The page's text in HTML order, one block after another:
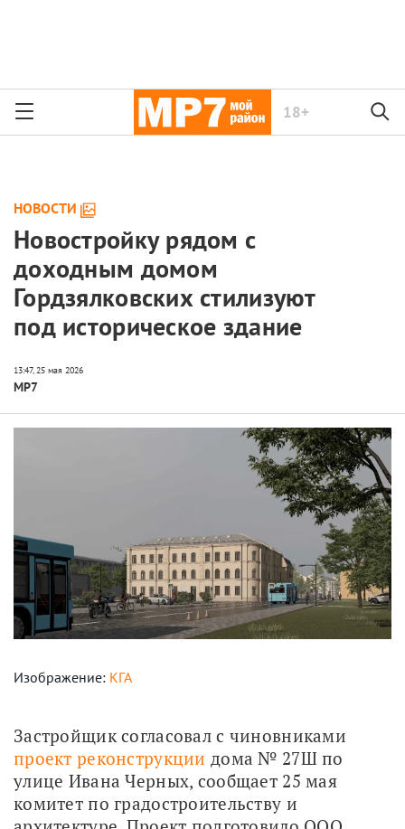
18+
НОВОСТИ
Новостройку рядом с
доходным домом
Гордзялковских стилизуют
под историческое здание
МР7
Изображение: КГА
проект реконструкции дома № 27Ш по
улице Ивана Черных, сообщает 25 мая
комитет по градостроительству и